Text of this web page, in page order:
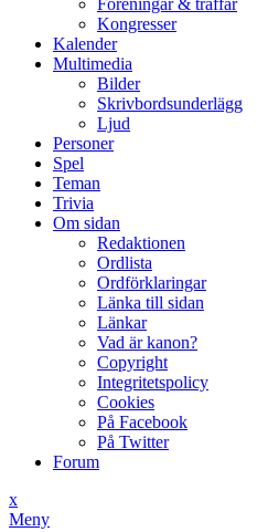
Föreningar & träffar
Kongresser
Kalender
Multimedia
Bilder
Skrivbordsunderlägg
Ljud
Personer
Spel
Teman
Trivia
Om sidan
Redaktionen
Ordlista
Ordförklaringar
Länka till sidan
Länkar
Vad är kanon?
Copyright
Integritetspolicy
Cookies
På Facebook
På Twitter
Forum
x
Meny